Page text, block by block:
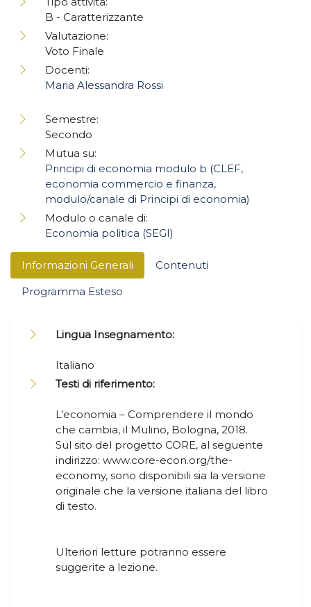
Informazioni Generali
Contenuti
Programma Esteso
Lingua Insegnamento:
Italiano
Testi di riferimento:
L’economia – Comprendere il mondo
che cambia, il Mulino, Bologna, 2018.
Sul sito del progetto CORE, al seguente
indirizzo: www.core-econ.org/the-
economy, sono disponibili sia la versione
originale che la versione italiana del libro
di testo.
Ulteriori letture potranno essere
suggerite a lezione.
B - Caratterizzante
Valutazione:
Voto Finale
Docenti:
Maria Alessandra Rossi
Semestre:
Secondo
Mutua su:
Principi di economia modulo b (CLEF,
economia commercio e finanza,
modulo/canale di Principi di economia)
Modulo o canale di:
Economia politica (SEGI)